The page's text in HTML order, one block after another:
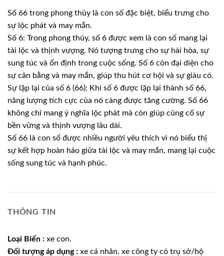
Số 66 trong phong thủy là con số đặc biệt, biểu trưng cho
sự lộc phát và may mắn.
Số 6: Trong phong thủy, số 6 được xem là con số mang lại
tài lộc và thịnh vượng. Nó tượng trưng cho sự hài hòa, sự
sung túc và ổn định trong cuộc sống. Số 6 còn đại diện cho
sự cân bằng và may mắn, giúp thu hút cơ hội và sự giàu có.
Sự lặp lại của số 6 (66): Khi số 6 được lặp lại thành số 66,
năng lượng tích cực của nó càng được tăng cường. Số 66
không chỉ mang ý nghĩa lộc phát mà còn giúp củng cố sự
bền vững và thịnh vượng lâu dài.
Số 66 là con số được nhiều người yêu thích vì nó biểu thị
sự kết hợp hoàn hảo giữa tài lộc và may mắn, mang lại cuộc
sống sung túc và hạnh phúc.
THÔNG TIN
Loại Biển : xe con.
Đối tượng áp dụng : xe cá nhân, xe công ty có trụ sở/hộ